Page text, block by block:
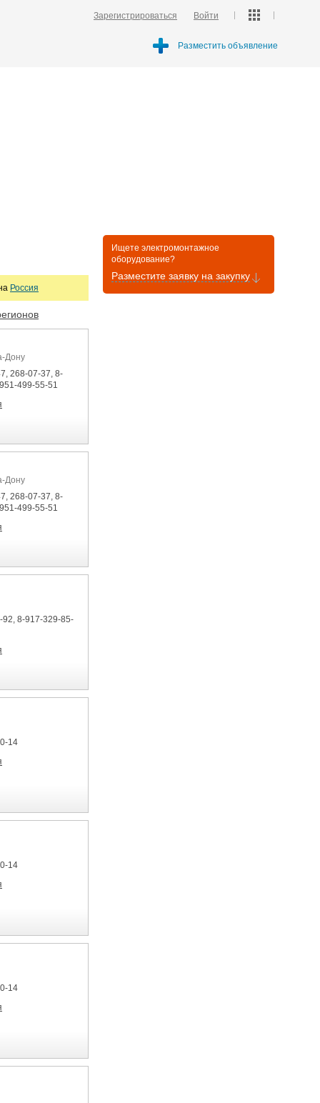
Зарегистрироваться Войти
Разместить объявление
Россия
Дону
268-07-37, 8-
499-55-51
Дону
268-07-37, 8-
499-55-51
92, 8-917-329-85-
14
14
14
Ищете электромонтажное
оборудование?
Разместите заявку на закупку